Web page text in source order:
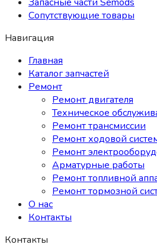
Сопутствующие товары
Навигация
Главная
Каталог запчастей
Ремонт
Ремонт двигателя
Техническое
Ремонт трансмиссии
Ремонт ходовой
Ремонт
Арматурные работы
Ремонт топливной
Ремонт тормозной
О нас
Контакты
Контакты